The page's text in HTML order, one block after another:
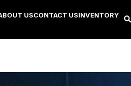
USCONTACT USINVENTORY